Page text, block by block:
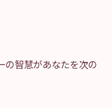
の智慧があなたを次の